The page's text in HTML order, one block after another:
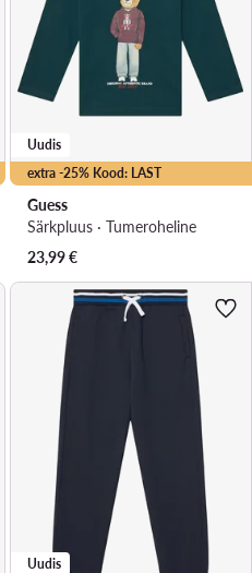
extra -25% Kood: LAST
Uudis
Guess
Särkpluus · Tumeroheline
23,99€
Uudis